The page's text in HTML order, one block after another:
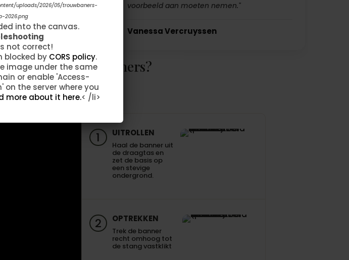
voorbeeld aan moeten nemen."
Vanessa Vercruyssen
van Trouwbanners?
1 UITROLLEN
Haal de banner uit
de draagtas en
zet de basis op
een stevige
ondergrond.
2 OPTREKKEN
Trek de banner
recht omhoog tot
de stang vastklikt
uploads/2020/05/Limo.jpg
into the canvas.
is not correct!
blocked byCORS policy
image under the same
or enable 'Access-
on the server where you
more about it here.< /li>
uploads/2026/05/trouwbaners-
2026.png
into the canvas.
is not correct!
blocked by CORS policy.
image under the same
or enable 'Access-
on the server where you
more about it here.< /li>